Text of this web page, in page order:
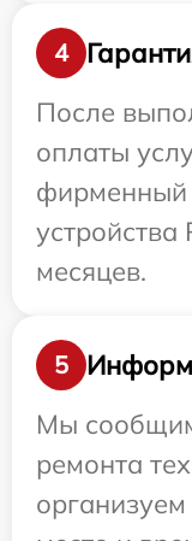
4
После
оплаты
фирменный
месяцев.
5
Мы
ремонта